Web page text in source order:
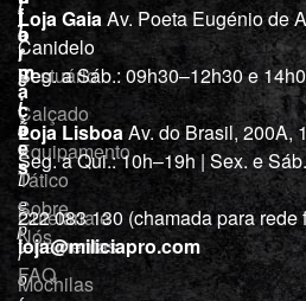
i
l
í
c
i
a
“
D
e
p
r
o
j
a
Vestuário
Calçado
Equipamento
Tático
Cutelaria e
ferramentas
Mochilas
f
o
r
m
a
ç
õ
e
s
Sobre
Nós
FAQ
Loja GaiaAv. Poeta Eugénio de
Canidelo
Seg. a Sáb.: 09h30–12h30 e
Loja LisboaAv. do Brasil, 200A,
Seg. a Qui.: 10h–19h | Sex. e
222 083 130 (chamada para rede
loja@miliciapro.com